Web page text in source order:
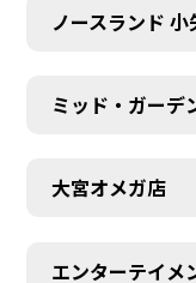
ノースランド 小
ミッド・ガーデ
大宮オメガ店
エンターテイメ